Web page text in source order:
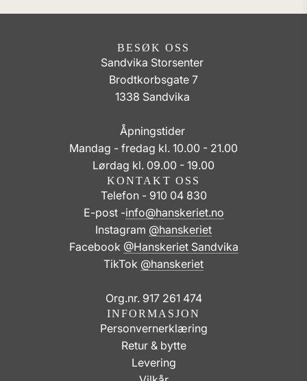
BESØK OSS
Sandvika Storsenter
Brodtkorbsgate 7
1338 Sandvika
Åpningstider
Mandag - fredag kl. 10.00 - 21.00
Lørdag kl. 09.00 - 19.00
KONTAKT OSS
Telefon - 910 04 830
E-post -info@hanskeriet.no
Instagram @hanskeriet
Facebook @Hanskeriet Sandvika
TikTok @hanskeriet
Org.nr. 917 261 474
INFORMASJON
Personvernerklæring
Retur & bytte
Levering